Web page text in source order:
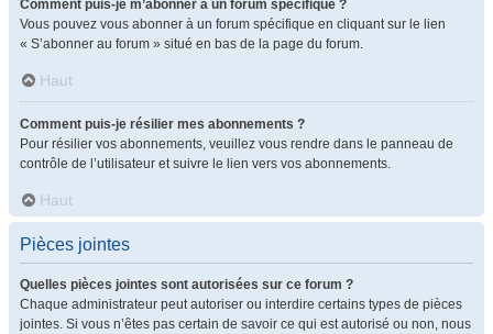
Comment puis-je m’abonner à un forum spécifique ?
Vous pouvez vous abonner à un forum spécifique en cliquant sur le lien
« S’abonner au forum » situé en bas de la page du forum.
Haut
Comment puis-je résilier mes abonnements ?
Pour résilier vos abonnements, veuillez vous rendre dans le panneau de
contrôle de l’utilisateur et suivre le lien vers vos abonnements.
Haut
Pièces jointes
Quelles pièces jointes sont autorisées sur ce forum ?
Chaque administrateur peut autoriser ou interdire certains types de pièces
jointes. Si vous n’êtes pas certain de savoir ce qui est autorisé ou non, nous